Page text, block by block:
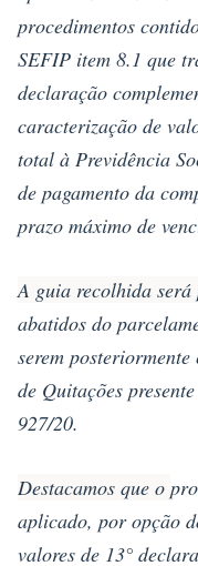
procedimentos
SEFIP item 8.1 que
declaração
caracterização de
total à Previdência
de pagamento da
prazo máximo de
A guia recolhida será
abatidos do
serem
de Quitações
927/20.
Destacamos que o
aplicado, por opção
valores de 13°